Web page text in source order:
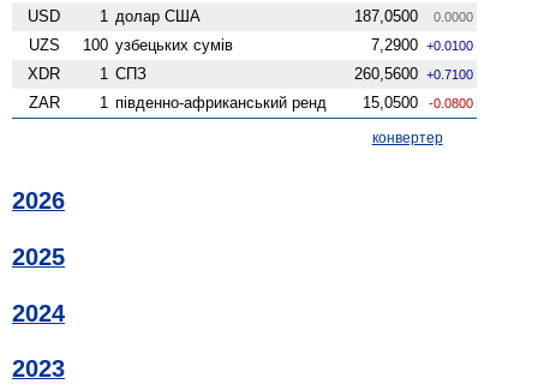
USD 1 долар США 187,0500 0.0000
UZS 100 узбецьких сумів 7,2900 +0.0100
XDR 1 СПЗ 260,5600 +0.7100
ZAR 1 південно-африканський ренд 15,0500 -0.0800
конвертер
2026
2025
2024
2023